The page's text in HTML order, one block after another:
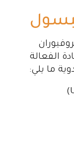
الفعالة
ما يلي: